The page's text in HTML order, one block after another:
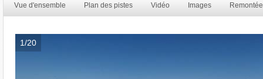
Vue d'ensemble Plan des pistes Vidéo Images
1/20